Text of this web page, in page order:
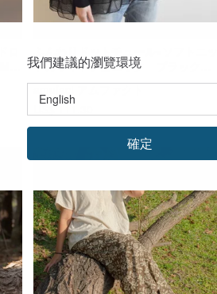
トのワイドチュニック ブラック
受注制作
amufact アムファクト
US$ 111.30
我們建議的瀏覽環境
確定